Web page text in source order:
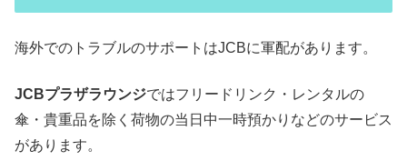
海外でのトラブルのサポートはJCBに軍配があります。
JCBプラザラウンジではフリードリンク・レンタルの
傘・貴重品を除く荷物の当日中一時預かりなどのサービス
があります。